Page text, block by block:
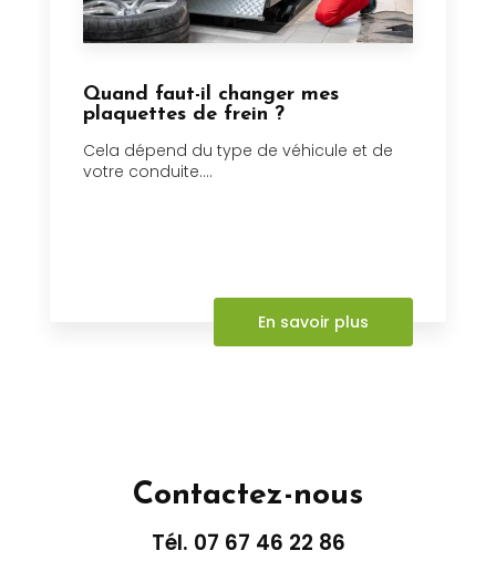
Quand faut-il changer mes
plaquettes de frein ?
Cela dépend du type de véhicule et de
votre conduite....
En savoir plus
Contactez-nous
Tél. 07 67 46 22 86